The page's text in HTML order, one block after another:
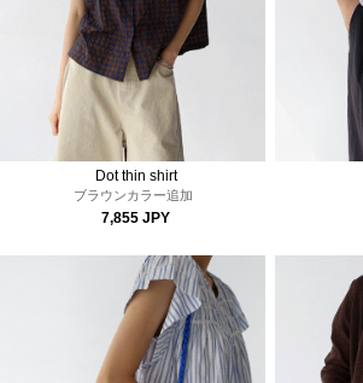
Dot thin shirt
ブラウンカラー追加
7,855 JPY